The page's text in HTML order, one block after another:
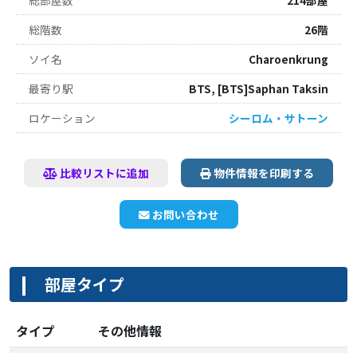
総階数
26階
ソイ名
Charoenkrung
最寄り駅
BTS, [BTS]Saphan Taksin
ロケーション
シーロム・サトーン
比較リストに追加 物件情報を印刷する
お問い合わせ
部屋タイプ
タイプ
その他情報